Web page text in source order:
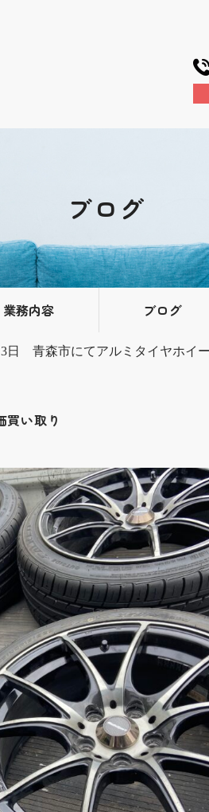
ブログ
業務内容 ブログ
3日 青森市にてアルミタイヤホイ
い取り